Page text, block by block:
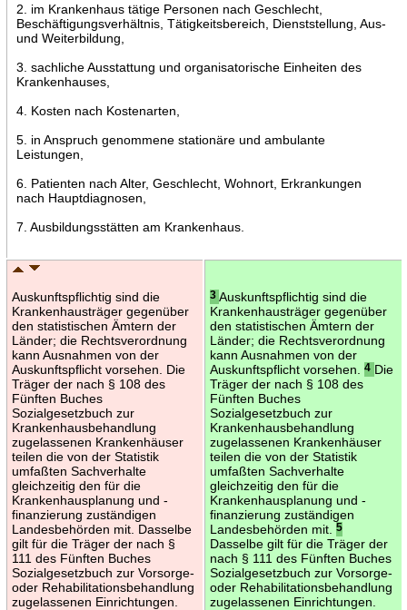
2. im Krankenhaus tätige Personen nach Geschlecht,
Beschäftigungsverhältnis, Tätigkeitsbereich, Dienststellung, Aus-
und Weiterbildung,
3. sachliche Ausstattung und organisatorische Einheiten des
Krankenhauses,
4. Kosten nach Kostenarten,
5. in Anspruch genommene stationäre und ambulante
Leistungen,
6. Patienten nach Alter, Geschlecht, Wohnort, Erkrankungen
nach Hauptdiagnosen,
7. Ausbildungsstätten am Krankenhaus.
Auskunftspflichtig sind die
Krankenhausträger gegenüber
den statistischen Ämtern der
Länder; die Rechtsverordnung
kann Ausnahmen von der
Auskunftspflicht vorsehen. Die
Träger der nach § 108 des
Fünften Buches
Sozialgesetzbuch zur
Krankenhausbehandlung
zugelassenen Krankenhäuser
teilen die von der Statistik
umfaßten Sachverhalte
gleichzeitig den für die
Krankenhausplanung und -
finanzierung zuständigen
Landesbehörden mit. Dasselbe
gilt für die Träger der nach §
111 des Fünften Buches
Sozialgesetzbuch zur Vorsorge-
oder Rehabilitationsbehandlung
zugelassenen Einrichtungen.
3 Auskunftspflichtig sind die
Krankenhausträger gegenüber
den statistischen Ämtern der
Länder; die Rechtsverordnung
kann Ausnahmen von der
Auskunftspflicht vorsehen.
4 Die
Träger der nach § 108 des
Fünften Buches
Sozialgesetzbuch zur
Krankenhausbehandlung
zugelassenen Krankenhäuser
teilen die von der Statistik
umfaßten Sachverhalte
gleichzeitig den für die
Krankenhausplanung und -
finanzierung zuständigen
Landesbehörden mit.
5
Dasselbe gilt für die Träger der
nach § 111 des Fünften Buches
Sozialgesetzbuch zur Vorsorge-
oder Rehabilitationsbehandlung
zugelassenen Einrichtungen.